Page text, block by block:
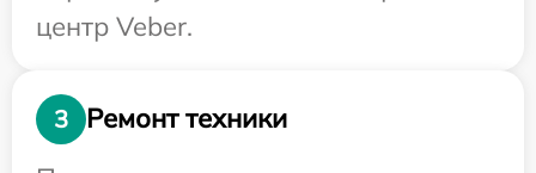
центр Veber.
3
Ремонт техники